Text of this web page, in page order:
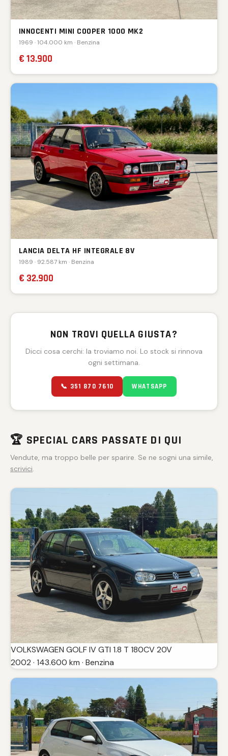
INNOCENTI MINI COOPER 1000 MK2
1969 · 104.000 km · Benzina
€ 13.900
LANCIA DELTA HF INTEGRALE 8V
1989 · 92.587 km · Benzina
€ 32.900
NON TROVI QUELLA GIUSTA?
Dicci cosa cerchi: la troviamo noi. Lo stock si rinnova
ogni settimana.
📞 351 870 7610 WHATSAPP
🏆 SPECIAL CARS PASSATE DI QUI
Vendute, ma troppo belle per sparire. Se ne sogni una simile,
scrivici.
VOLKSWAGEN GOLF IV GTI 1.8 T 180CV 20V
2002 · 143.600 km · Benzina